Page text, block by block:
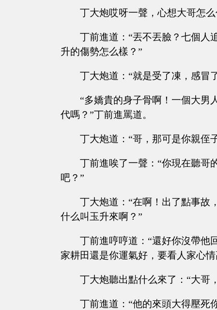
丁大炮哎呀一聲，心想大哥怎
丁前進道：“丟不丟臉？七個人
升的傷勢怎么樣？”
丁大炮道：“就是受了凍，感冒
“多嬌貴的身子骨啊！一個大男
代嗎？”丁前進罵道。
丁大炮道：“哥，那可是你親侄
丁前進唉了一聲：“你現在聽哥
吧？”
丁大炮道：“在啊！出了點事故
什么叫玉升來啊？”
丁前進哼哼道：“還好你沒帶他
家耕田還是你運氣好，要看人家心
丁大炮聽出點什么來了：“大哥
丁前進道：“他的來頭大得壓死